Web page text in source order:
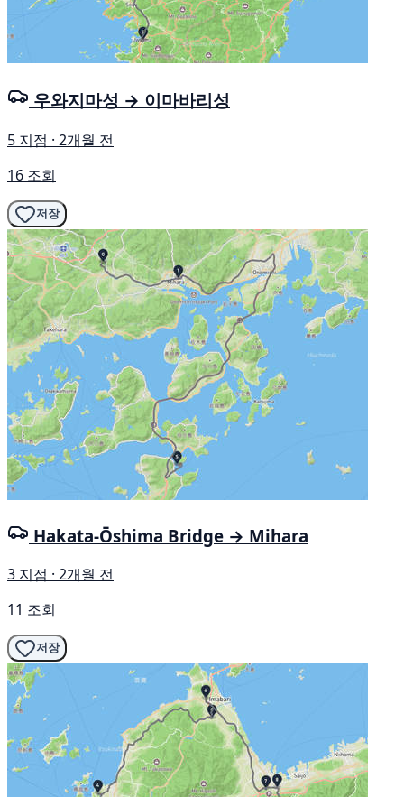
우와지마성 → 이마바리성
5 지점 · 2개월 전
16 조회
저장
Hakata-Ōshima Bridge → Mihara
3 지점 · 2개월 전
11 조회
저장